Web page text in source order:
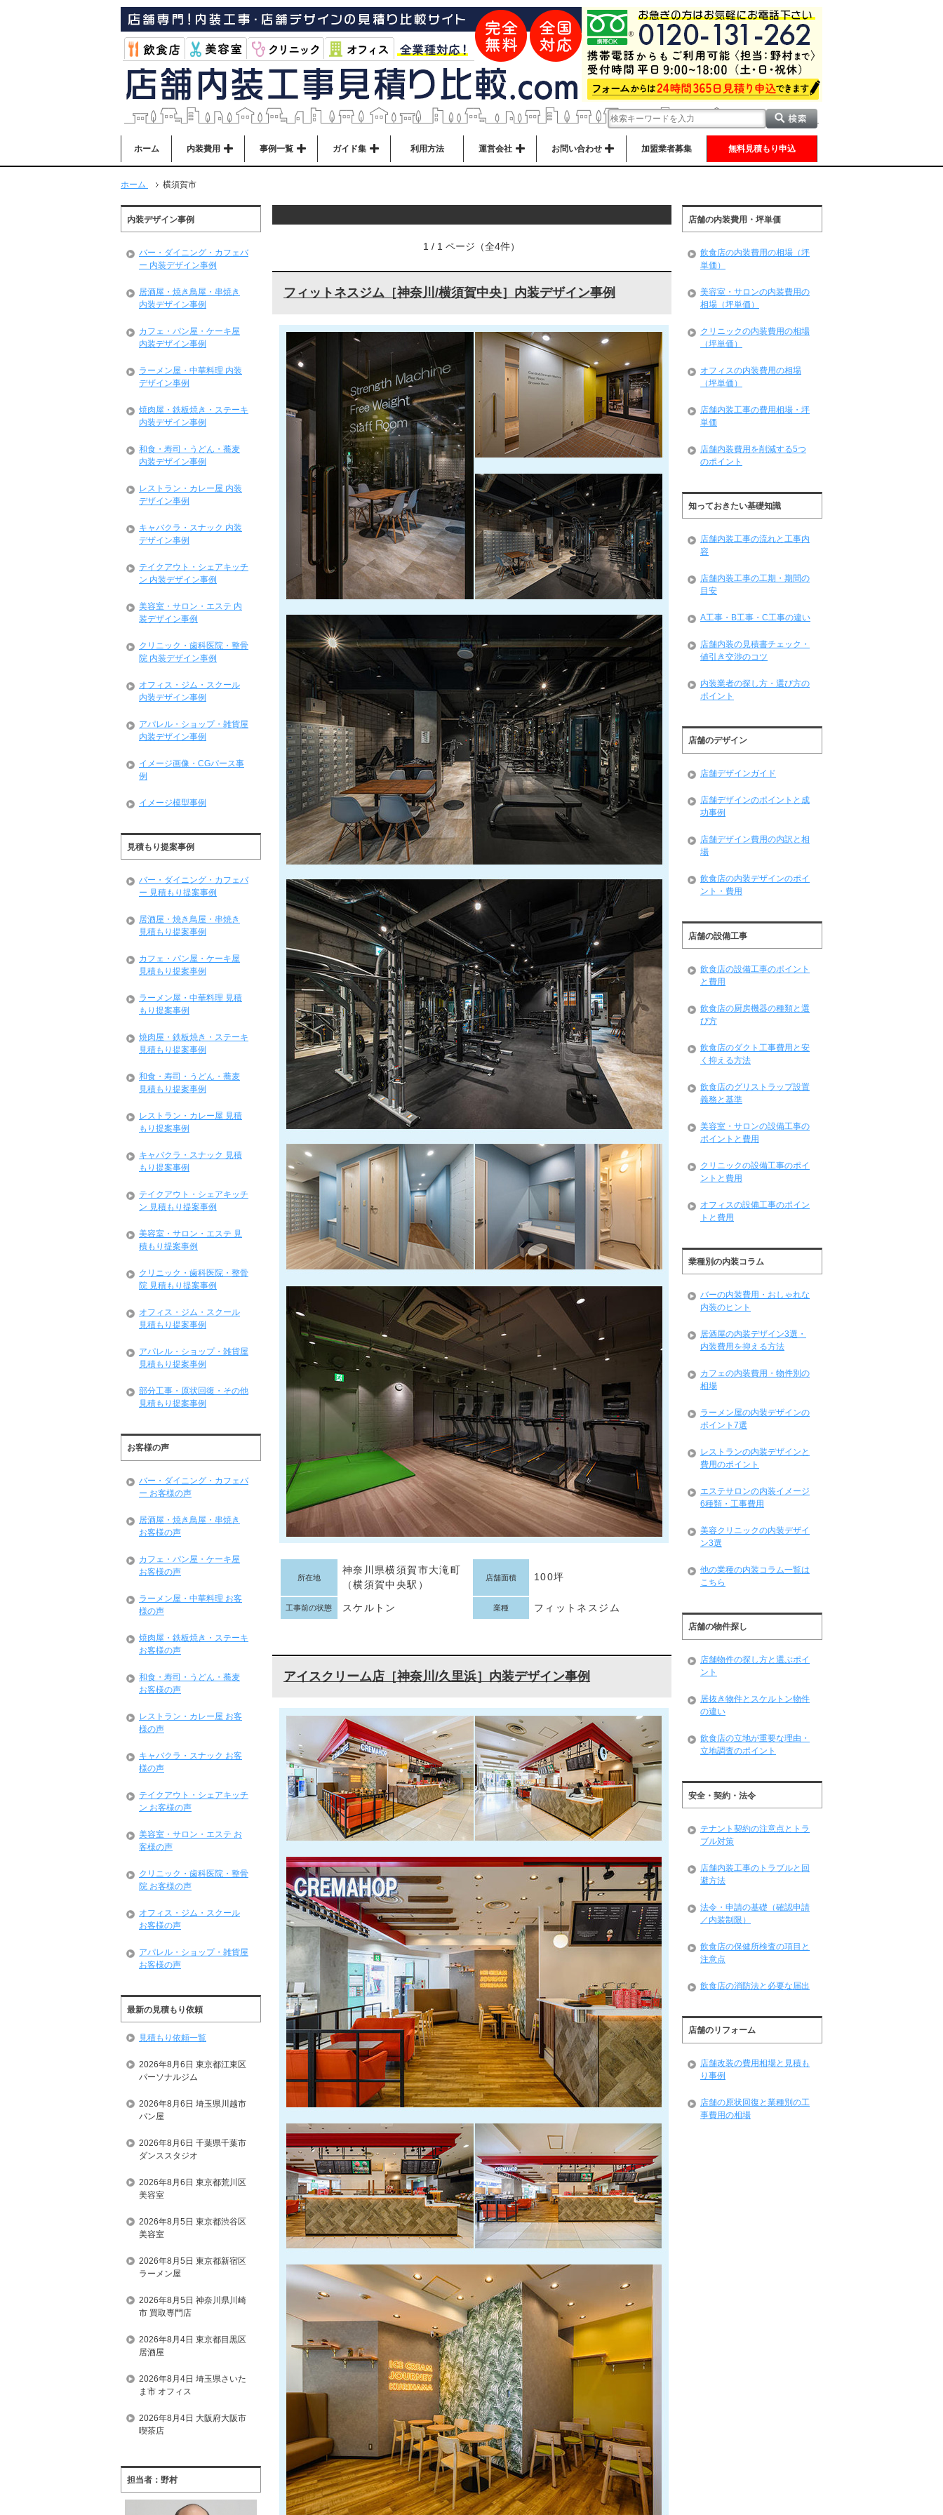
ホーム 内装費用 事例一覧 ガイド集 利用方法 運営会社 お問い合わせ 加盟業者募集 無料見積もり申込
ホーム 横須賀市
1 / 1 ページ（全4件）
フィットネスジム［神奈川/横須賀中央］内装デザイン事例
所在地
神奈川県横須賀市大滝町
（横須賀中央駅）
店舗面積 100坪
工事前の状態 スケルトン 業種 フィットネスジム
アイスクリーム店［神奈川/久里浜］内装デザイン事例
内装デザイン事例
バー・ダイニング・カフェバ
ー 内装デザイン事例
居酒屋・焼き鳥屋・串焼き
内装デザイン事例
カフェ・パン屋・ケーキ屋
内装デザイン事例
ラーメン屋・中華料理 内装
デザイン事例
焼肉屋・鉄板焼き・ステーキ
内装デザイン事例
和食・寿司・うどん・蕎麦
内装デザイン事例
レストラン・カレー屋 内装
デザイン事例
キャバクラ・スナック 内装
デザイン事例
テイクアウト・シェアキッチ
ン 内装デザイン事例
美容室・サロン・エステ 内
装デザイン事例
クリニック・歯科医院・整骨
院 内装デザイン事例
オフィス・ジム・スクール
内装デザイン事例
アパレル・ショップ・雑貨屋
内装デザイン事例
イメージ画像・CGパース事
例
イメージ模型事例
見積もり提案事例
バー・ダイニング・カフェバ
ー 見積もり提案事例
居酒屋・焼き鳥屋・串焼き
見積もり提案事例
カフェ・パン屋・ケーキ屋
見積もり提案事例
ラーメン屋・中華料理 見積
もり提案事例
焼肉屋・鉄板焼き・ステーキ
見積もり提案事例
和食・寿司・うどん・蕎麦
見積もり提案事例
レストラン・カレー屋 見積
もり提案事例
キャバクラ・スナック 見積
もり提案事例
テイクアウト・シェアキッチ
ン 見積もり提案事例
美容室・サロン・エステ 見
積もり提案事例
クリニック・歯科医院・整骨
院 見積もり提案事例
オフィス・ジム・スクール
見積もり提案事例
アパレル・ショップ・雑貨屋
見積もり提案事例
部分工事・原状回復・その他
見積もり提案事例
お客様の声
バー・ダイニング・カフェバ
ー お客様の声
居酒屋・焼き鳥屋・串焼き
お客様の声
カフェ・パン屋・ケーキ屋
お客様の声
ラーメン屋・中華料理 お客
様の声
焼肉屋・鉄板焼き・ステーキ
お客様の声
和食・寿司・うどん・蕎麦
お客様の声
レストラン・カレー屋 お客
様の声
キャバクラ・スナック お客
様の声
テイクアウト・シェアキッチ
ン お客様の声
美容室・サロン・エステ お
客様の声
クリニック・歯科医院・整骨
院 お客様の声
オフィス・ジム・スクール
お客様の声
アパレル・ショップ・雑貨屋
お客様の声
最新の見積もり依頼
見積もり依頼一覧
2026年8月6日 東京都江東区
パーソナルジム
2026年8月6日 埼玉県川越市
パン屋
2026年8月6日 千葉県千葉市
ダンススタジオ
2026年8月6日 東京都荒川区
美容室
2026年8月5日 東京都渋谷区
美容室
2026年8月5日 東京都新宿区
ラーメン屋
2026年8月5日 神奈川県川崎
市 買取専門店
2026年8月4日 東京都目黒区
居酒屋
2026年8月4日 埼玉県さいた
ま市 オフィス
2026年8月4日 大阪府大阪市
喫茶店
担当者：野村
店舗の内装費用・坪単価
飲食店の内装費用の相場（坪
単価）
美容室・サロンの内装費用の
相場（坪単価）
クリニックの内装費用の相場
（坪単価）
オフィスの内装費用の相場
（坪単価）
店舗内装工事の費用相場・坪
単価
店舗内装費用を削減する5つ
のポイント
知っておきたい基礎知識
店舗内装工事の流れと工事内
容
店舗内装工事の工期・期間の
目安
A工事・B工事・C工事の違い
店舗内装の見積書チェック・
値引き交渉のコツ
内装業者の探し方・選び方の
ポイント
店舗のデザイン
店舗デザインガイド
店舗デザインのポイントと成
功事例
店舗デザイン費用の内訳と相
場
飲食店の内装デザインのポイ
ント・費用
店舗の設備工事
飲食店の設備工事のポイント
と費用
飲食店の厨房機器の種類と選
び方
飲食店のダクト工事費用と安
く抑える方法
飲食店のグリストラップ設置
義務と基準
美容室・サロンの設備工事の
ポイントと費用
クリニックの設備工事のポイ
ントと費用
オフィスの設備工事のポイン
トと費用
業種別の内装コラム
バーの内装費用・おしゃれな
内装のヒント
居酒屋の内装デザイン3選・
内装費用を抑える方法
カフェの内装費用・物件別の
相場
ラーメン屋の内装デザインの
ポイント7選
レストランの内装デザインと
費用のポイント
エステサロンの内装イメージ
6種類・工事費用
美容クリニックの内装デザイ
ン3選
他の業種の内装コラム一覧は
こちら
店舗の物件探し
店舗物件の探し方と選ぶポイ
ント
居抜き物件とスケルトン物件
の違い
飲食店の立地が重要な理由・
立地調査のポイント
安全・契約・法令
テナント契約の注意点とトラ
ブル対策
店舗内装工事のトラブルと回
避方法
法令・申請の基礎（確認申請
／内装制限）
飲食店の保健所検査の項目と
注意点
飲食店の消防法と必要な届出
店舗のリフォーム
店舗改装の費用相場と見積も
り事例
店舗の原状回復と業種別の工
事費用の相場